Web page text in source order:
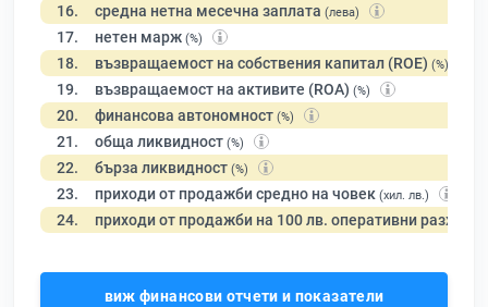
16. средна нетна месечна заплата (лева)
17. нетен марж (%)
18. възвращаемост на собствения капитал (ROE) (%)
19. възвращаемост на активите (ROA) (%)
20. финансова автономност (%)
21. обща ликвидност (%)
22. бърза ликвидност (%)
23. приходи от продажби средно на човек (хил. лв.)
24. приходи от продажби на 100 лв. оперативни разходи
виж финансови отчети и показатели